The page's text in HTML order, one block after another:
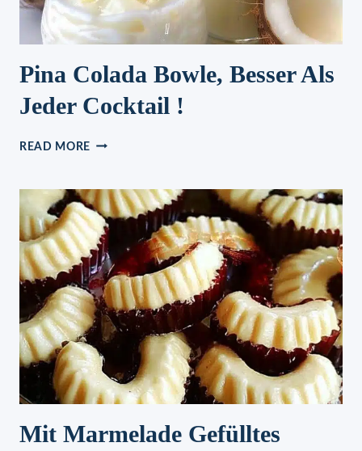
Pina Colada Bowle, Besser Als
Jeder Cocktail !
READ MORE PINA
BESSER
ALS
JEDER
COCKTAIL
!
Mit Marmelade Gefülltes